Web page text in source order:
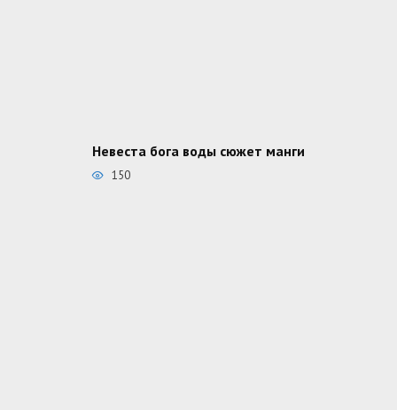
Невеста бога воды сюжет манги
150